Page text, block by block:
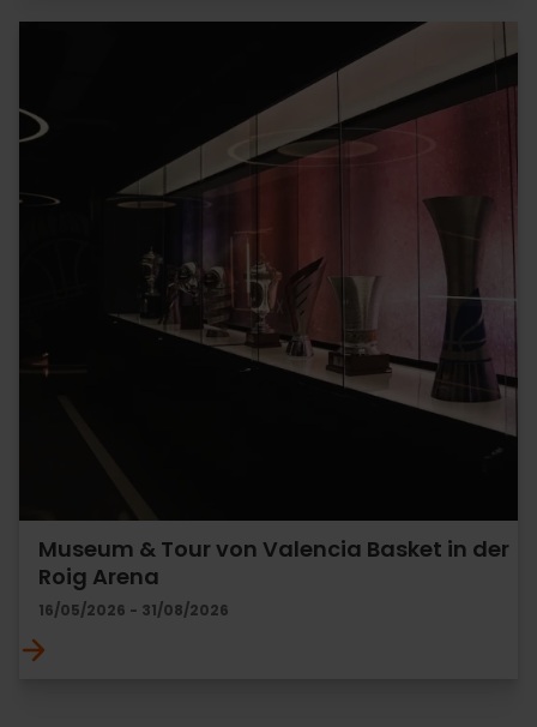
Museum & Tour von Valencia Basket in der
Roig Arena
16/05/2026 - 31/08/2026